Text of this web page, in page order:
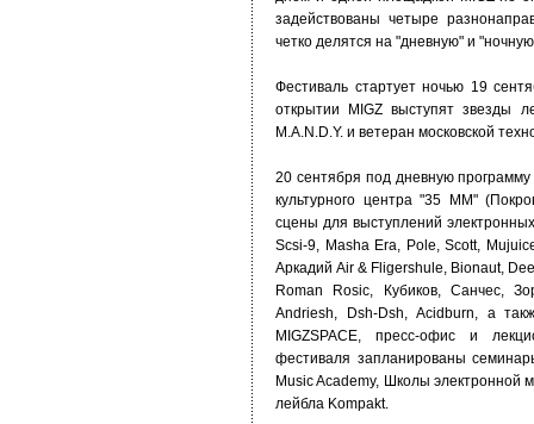
задействованы четыре
четко делятся на "дневную" и
Фестиваль стартует ночью 19
открытии MIGZ выступят звезды
M.A.N.D.Y. и ветеран московской
20 сентября под дневную
культурного центра "35 ММ"
сцены для выступлений
Scsi-9, Masha Era, Pole, Scott,
Аркадий Air & Fligershule, Bionaut,
Roman Rosic, Кубиков, Санчес,
Andriesh, Dsh-Dsh, Acidburn, а
MIGZSPACE, пресс-офис и
фестиваля запланированы
Music Academy, Школы электронной
лейбла Kompakt.